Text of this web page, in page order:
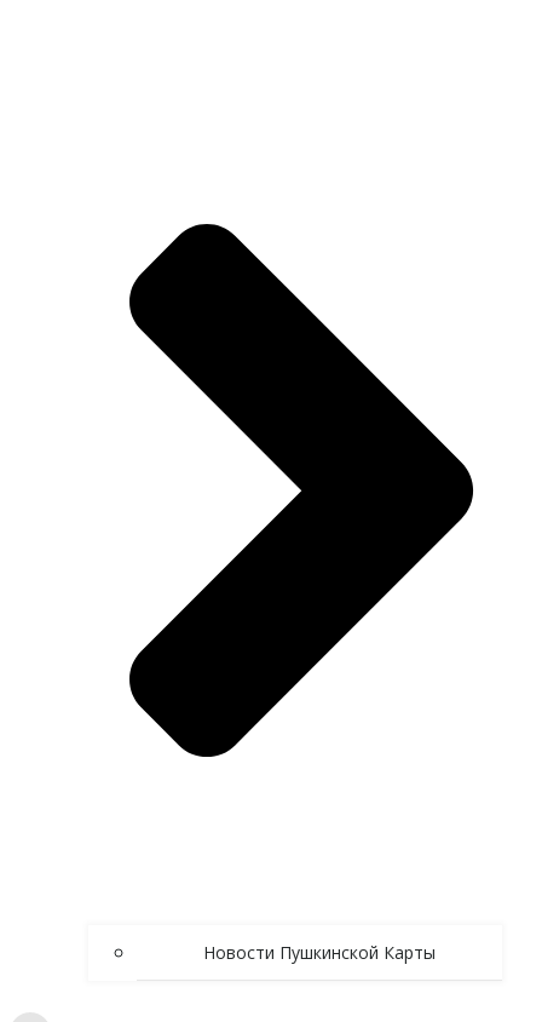
Новости Пушкинской Карты